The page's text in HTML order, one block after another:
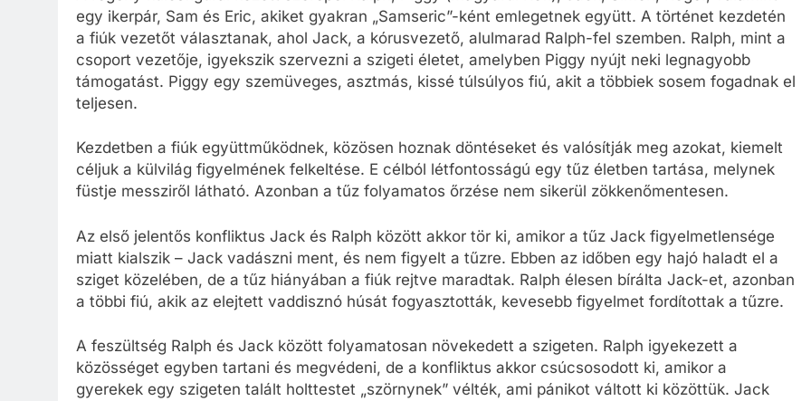
egy ikerpár, Sam és Eric, akiket gyakran „Samseric”-ként emlegetnek együtt. A történet kezdetén
a fiúk vezetőt választanak, ahol Jack, a kórusvezető, alulmarad Ralph-fel szemben. Ralph, mint a
csoport vezetője, igyekszik szervezni a szigeti életet, amelyben Piggy nyújt neki legnagyobb
támogatást. Piggy egy szemüveges, asztmás, kissé túlsúlyos fiú, akit a többiek sosem fogadnak el
teljesen.
Kezdetben a fiúk együttműködnek, közösen hoznak döntéseket és valósítják meg azokat, kiemelt
céljuk a külvilág figyelmének felkeltése. E célból létfontosságú egy tűz életben tartása, melynek
füstje messziről látható. Azonban a tűz folyamatos őrzése nem sikerül zökkenőmentesen.
Az első jelentős konfliktus Jack és Ralph között akkor tör ki, amikor a tűz Jack figyelmetlensége
miatt kialszik – Jack vadászni ment, és nem figyelt a tűzre. Ebben az időben egy hajó haladt el a
sziget közelében, de a tűz hiányában a fiúk rejtve maradtak. Ralph élesen bírálta Jack-et, azonban
a többi fiú, akik az elejtett vaddisznó húsát fogyasztották, kevesebb figyelmet fordítottak a tűzre.
A feszültség Ralph és Jack között folyamatosan növekedett a szigeten. Ralph igyekezett a
közösséget egyben tartani és megvédeni, de a konfliktus akkor csúcsosodott ki, amikor a
gyerekek egy szigeten talált holttestet „szörnynek” vélték, ami pánikot váltott ki közöttük. Jack